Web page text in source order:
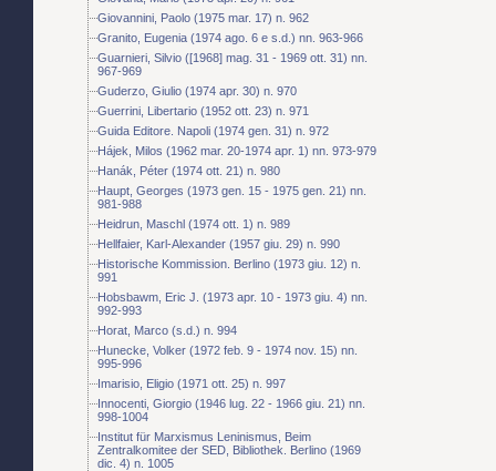
Giovannini, Paolo (1975 mar. 17) n. 962
Granito, Eugenia (1974 ago. 6 e s.d.) nn. 963-966
Guarnieri, Silvio ([1968] mag. 31 - 1969 ott. 31) nn.
967-969
Guderzo, Giulio (1974 apr. 30) n. 970
Guerrini, Libertario (1952 ott. 23) n. 971
Guida Editore. Napoli (1974 gen. 31) n. 972
Hájek, Milos (1962 mar. 20-1974 apr. 1) nn. 973-979
Hanák, Péter (1974 ott. 21) n. 980
Haupt, Georges (1973 gen. 15 - 1975 gen. 21) nn.
981-988
Heidrun, Maschl (1974 ott. 1) n. 989
Hellfaier, Karl-Alexander (1957 giu. 29) n. 990
Historische Kommission. Berlino (1973 giu. 12) n.
991
Hobsbawm, Eric J. (1973 apr. 10 - 1973 giu. 4) nn.
992-993
Horat, Marco (s.d.) n. 994
Hunecke, Volker (1972 feb. 9 - 1974 nov. 15) nn.
995-996
Imarisio, Eligio (1971 ott. 25) n. 997
Innocenti, Giorgio (1946 lug. 22 - 1966 giu. 21) nn.
998-1004
Institut für Marxismus Leninismus, Beim
Zentralkomitee der SED, Bibliothek. Berlino (1969
dic. 4) n. 1005